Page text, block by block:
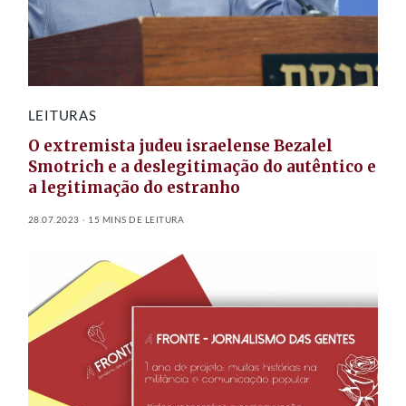
LEITURAS
O extremista judeu israelense Bezalel
Smotrich e a deslegitimação do autêntico e
a legitimação do estranho
28.07.2023 15 MINS DE LEITURA